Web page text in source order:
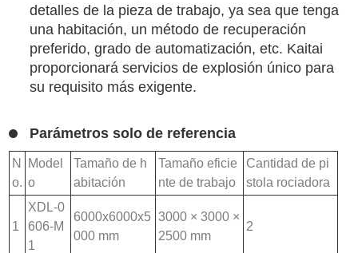
detalles de la pieza de trabajo, ya sea que tenga
una habitación, un método de recuperación
preferido, grado de automatización, etc. Kaitai
proporcionará servicios de explosión único para
su requisito más exigente.
Parámetros solo de referencia
N
o.
Model
o
Tamaño de h
abitación
Tamaño eficie
nte de trabajo
Cantidad de pi
stola rociadora
1
XDL-0
606-M
1
6000x6000x5
000 mm
3000 × 3000 ×
2500 mm
2